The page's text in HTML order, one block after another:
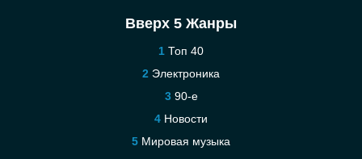
Вверх 5 Жанры
Топ 40
Электроника
90-е
Новости
Мировая музыка